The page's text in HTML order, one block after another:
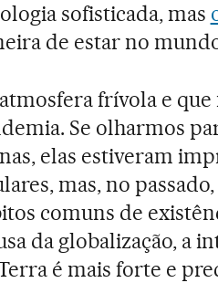
sofisticada, mas
de estar no
frívola e
Se olharmos
elas estiveram
mas, no
comuns de
da globalização, a
é mais forte e